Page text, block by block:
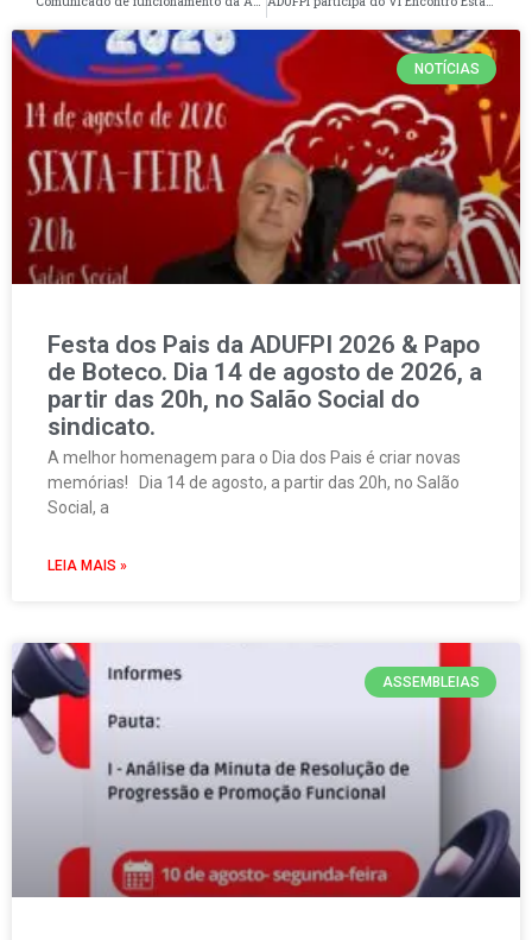
NOTÍCIAS
Festa dos Pais da ADUFPI 2026 & Papo
de Boteco. Dia 14 de agosto de 2026, a
partir das 20h, no Salão Social do
sindicato.
A melhor homenagem para o Dia dos Pais é criar novas
memórias! Dia 14 de agosto, a partir das 20h, no Salão
Social, a
LEIA MAIS »
ASSEMBLEIAS